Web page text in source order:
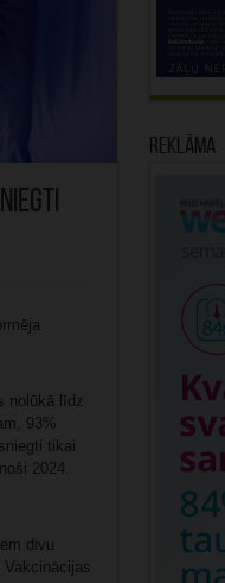
nolūkā līdz
93%
tikai
2024.
divu
Reklāma